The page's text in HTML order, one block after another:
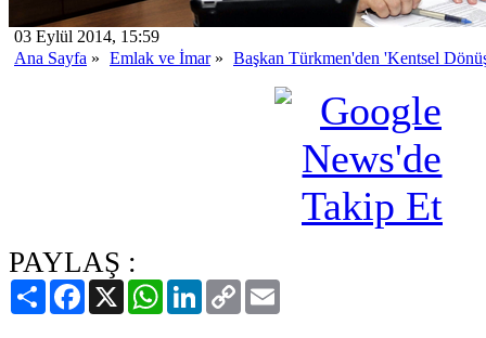
03 Eylül 2014, 15:59
Ana Sayfa » Emlak ve İmar» Başkan Türkmen'den 'Kentsel
PAYLAŞ :
PaylaşFacebook
X WhatsAppLinkedIn
Copy
Link